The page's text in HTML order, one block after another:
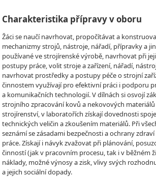
Charakteristika přípravy v oboru
Žáci se naučí navrhovat, propočítávat a
mechanizmy strojů, nástroje, nářadí, přípravky a
používané ve strojírenské výrobě, navrhovat při
postupy práce, volit stroje a zařízení, nářadí,
navrhovat prostředky a postupy péče o strojní
činnostem využívají pro efektivní práci i podporu
a komunikačních technologií. V dílnách si osvojí
strojního zpracování kovů a nekovových
strojírenství, v laboratořích získají dovednosti
technických veličin a zkoušením materiálů. Při
seznámí se zásadami bezpečnosti a ochrany
práce. Získají i návyk zvažovat při plánování,
činností (jak v pracovním procesu, tak i v běžném
náklady, možné výnosy a zisk, vlivy svých
a jejich sociální dopady.